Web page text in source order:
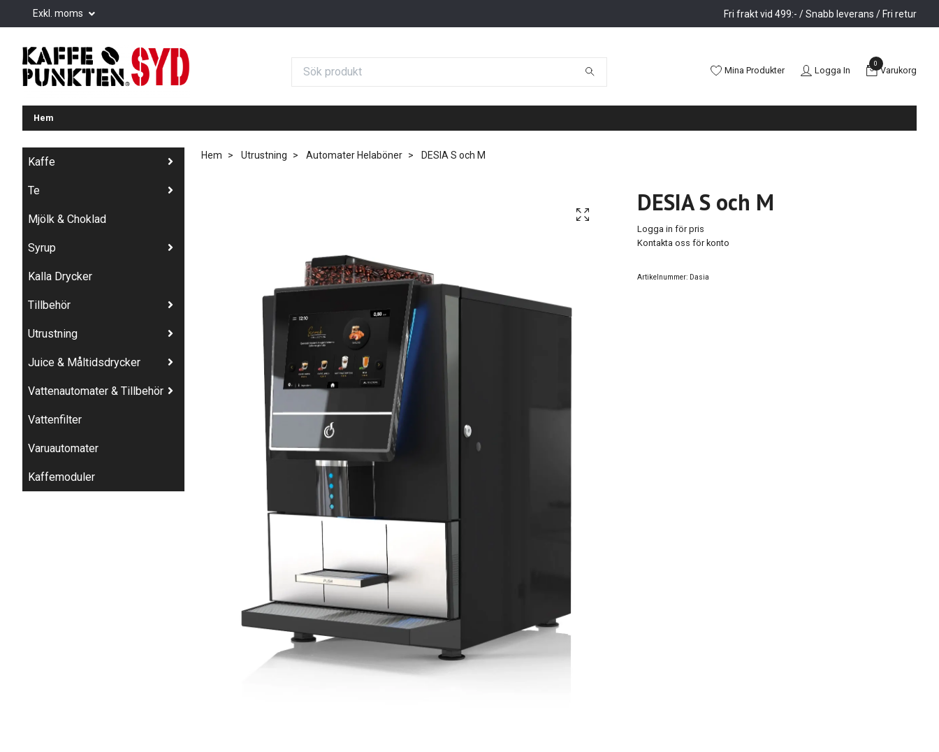
Exkl. moms Fri frakt vid 499:- / Snabb leverans / Fri retur
Mina Produkter Logga In
0
Varukorg
Hem
Kaffe
Te
Mjölk & Choklad
Syrup
Kalla Drycker
Tillbehör
Utrustning
Juice & Måltidsdrycker
Vattenautomater & Tillbehör
Vattenfilter
Varuautomater
Kaffemoduler
Hem Utrustning Automater Helaböner DESIA S och M
DESIA S och M
Logga in för pris
Kontakta oss för konto
Artikelnummer: Dasia